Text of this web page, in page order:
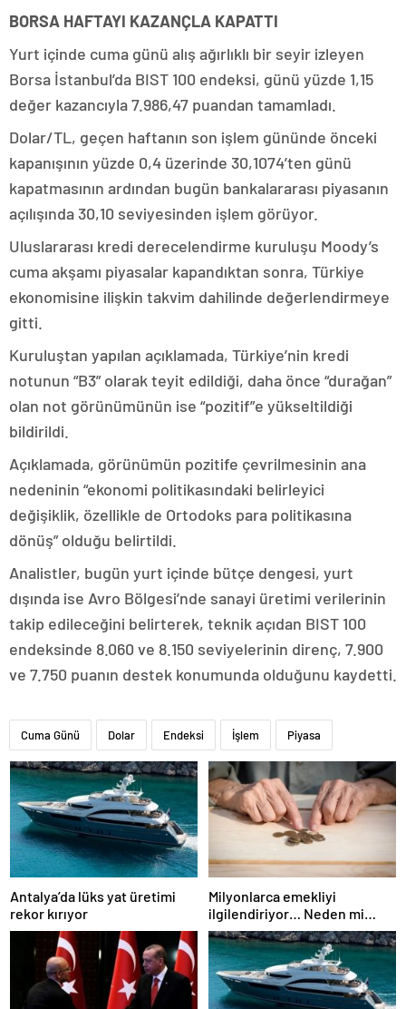
BORSA HAFTAYI KAZANÇLA KAPATTI
Yurt içinde cuma günü alış ağırlıklı bir seyir izleyen
Borsa İstanbul’da BIST 100 endeksi, günü yüzde 1,15
değer kazancıyla 7.986,47 puandan tamamladı.
Dolar/TL, geçen haftanın son işlem gününde önceki
kapanışının yüzde 0,4 üzerinde 30,1074’ten günü
kapatmasının ardından bugün bankalararası piyasanın
açılışında 30,10 seviyesinden işlem görüyor.
Uluslararası kredi derecelendirme kuruluşu Moody’s
cuma akşamı piyasalar kapandıktan sonra, Türkiye
ekonomisine ilişkin takvim dahilinde değerlendirmeye
gitti.
Kuruluştan yapılan açıklamada, Türkiye’nin kredi
notunun “B3” olarak teyit edildiği, daha önce “durağan”
olan not görünümünün ise “pozitif”e yükseltildiği
bildirildi.
Açıklamada, görünümün pozitife çevrilmesinin ana
nedeninin “ekonomi politikasındaki belirleyici
değişiklik, özellikle de Ortodoks para politikasına
dönüş” olduğu belirtildi.
Analistler, bugün yurt içinde bütçe dengesi, yurt
dışında ise Avro Bölgesi’nde sanayi üretimi verilerinin
takip edileceğini belirterek, teknik açıdan BIST 100
endeksinde 8.060 ve 8.150 seviyelerinin direnç, 7.900
ve 7.750 puanın destek konumunda olduğunu kaydetti.
Cuma Günü Dolar Endeksi İşlem Piyasa
Antalya’da lüks yat üretimi
rekor kırıyor
Milyonlarca emekliyi
ilgilendiriyor… Neden mi
düşük maaş alıyorsunuz?
Uzmanlar anlattı